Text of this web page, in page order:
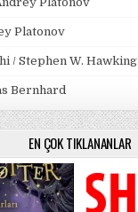
Platonov
/ Stephen W. Hawking
Bernhard
EN ÇOK TIKLANANLAR